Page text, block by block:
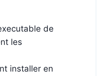
de
les
installer en